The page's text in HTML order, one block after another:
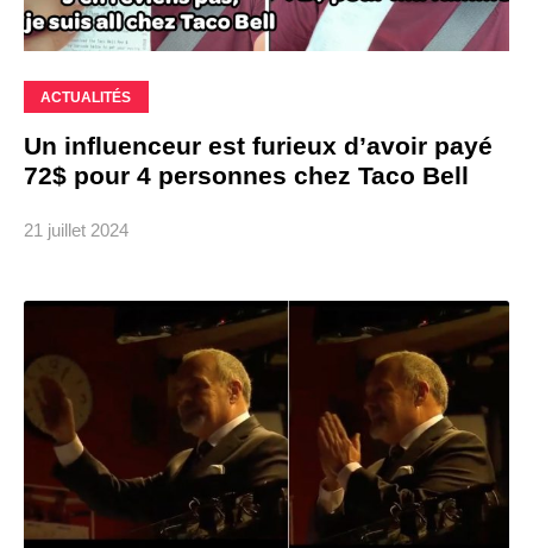
ACTUALITÉS
Un influenceur est furieux d’avoir payé
72$ pour 4 personnes chez Taco Bell
21 juillet 2024